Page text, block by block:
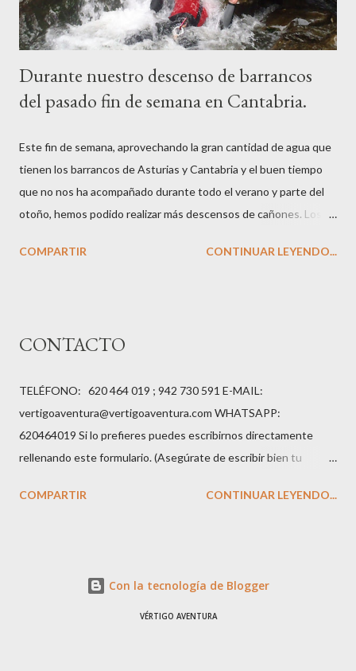
Durante nuestro descenso de barrancos
del pasado fin de semana en Cantabria.
Este fin de semana, aprovechando la gran cantidad de agua que
tienen los barrancos de Asturias y Cantabria y el buen tiempo
que no nos ha acompañado durante todo el verano y parte del
otoño, hemos podido realizar más descensos de cañones. Los
excepcionales para la práctica del barranquismo en los Picos de
amigos....
COMPARTIR CONTINUAR LEYENDO...
CONTACTO
TELÉFONO: 620 464 019 ; 942 730 591 E-MAIL:
vertigoaventura@vertigoaventura.com WHATSAPP:
620464019 Si lo prefieres puedes escribirnos directamente
rellenando este formulario. (Asegúrate de escribir bien tu
COMPARTIR
CONTINUAR LEYENDO...
Con la tecnología de Blogger
VÉRTIGO AVENTURA